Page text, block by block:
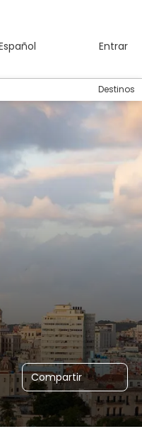
Entrar
Destinos
Compartir